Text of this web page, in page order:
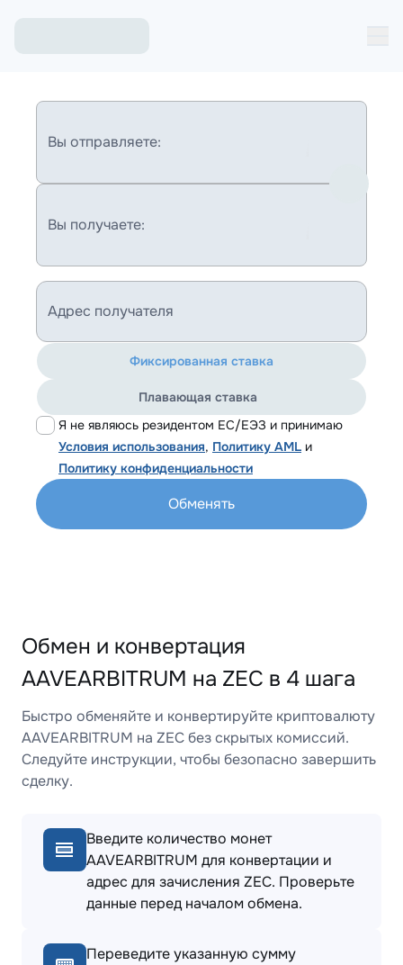
Вы отправляете:
Вы получаете:
Адрес получателя
Я не являюсь резидентом ЕС/ЕЭЗ и принимаю
Условия использования, Политику AML и
Политику конфиденциальности
Фиксированная ставка
Плавающая ставка
Обменять
Обмен и конвертация
AAVEARBITRUM на ZEC в 4 шага
Быстро обменяйте и конвертируйте криптовалюту
AAVEARBITRUM на ZEC без скрытых комиссий.
Следуйте инструкции, чтобы безопасно завершить
сделку.
Введите количество монет
AAVEARBITRUM для конвертации и
адрес для зачисления ZEC. Проверьте
данные перед началом обмена.
Переведите указанную сумму